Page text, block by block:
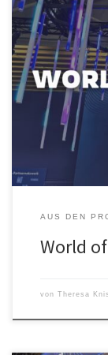
World of
daher gibt es
Aftermovie mit
Viel Spaß!
AUS DEN
World
von Theresa